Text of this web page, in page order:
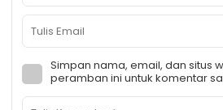
Simpan nama, email, dan situs
peramban ini untuk komentar